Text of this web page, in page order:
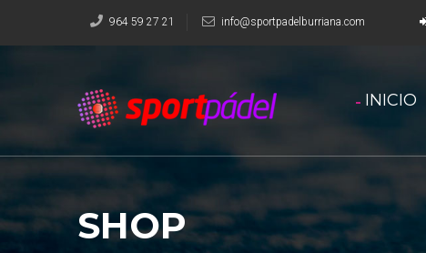
964 59 27 21 info@sportpadelburriana.com
INICIO
SHOP